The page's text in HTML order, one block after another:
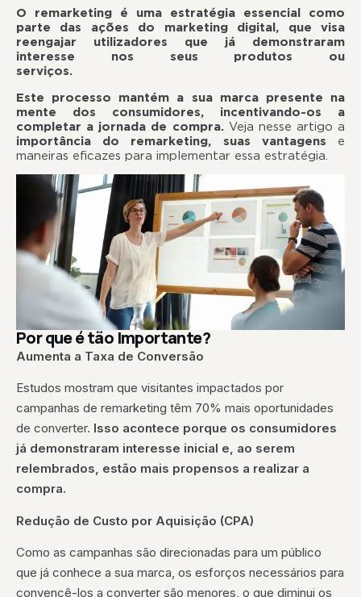
O remarketing é uma estratégia essencial como
parte das ações do marketing digital, que visa
reengajar utilizadores que já demonstraram
interesse nos seus produtos ou
serviços.
Este processo mantém a sua marca presente na
mente dos consumidores, incentivando-os a
completar a jornada de compra.Veja nesse artigo a
importância do remarketing, suas vantagens e
maneiras eficazes para implementar essa estratégia.
Por que é tão Importante?
Aumenta a Taxa de Conversão
Estudos mostram que visitantes impactados por
campanhas de remarketing têm 70% mais oportunidades
de converter. Isso acontece porque os consumidores
já demonstraram interesse inicial e, ao serem
relembrados, estão mais propensos a realizar a
compra.
Redução de Custo por Aquisição (CPA)
Como as campanhas são direcionadas para um público
que já conhece a sua marca, os esforços necessários para
convencê-los a converter são menores, o que diminui os